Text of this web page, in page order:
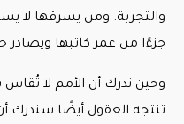
والتجربة. ومن يسرقها
جزءًا من عمر كاتبها ويصادر
وحين ندرك أن الأمم لا تُقاس
تنتجه العقول أيضًا سندرك